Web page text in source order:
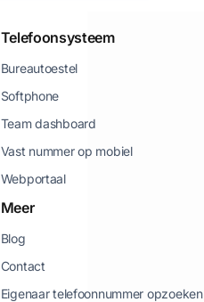
Telefoonsysteem
Bureautoestel
Softphone
Team dashboard
Vast nummer op mobiel
Webportaal
Meer
Blog
Contact
Eigenaar telefoonnummer opzoeken